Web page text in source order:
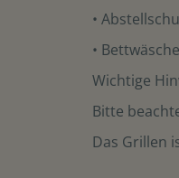
•
•
Wichtige
Bitte
Das Grillen